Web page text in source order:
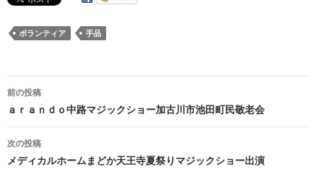
ボランティア 手品
投
稿
ナ
ビ
前の投稿
ａｒａｎｄｏ中路マジックショー加古川市池田町民敬老会
次の投稿
メディカルホームまどか天王寺夏祭りマジックショー出演